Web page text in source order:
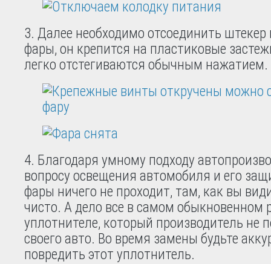
3. Далее необходимо отсоединить
фары, он крепится на пластиковые
легко отстегиваются обычным нажатием.
4. Благодаря умному подходу
вопросу освещения автомобиля и его
фары ничего не проходит, там, как вы
чисто. А дело все в самом обыкновенном
уплотнителе, который производитель не
своего авто. Во время замены будьте
повредить этот уплотнитель.